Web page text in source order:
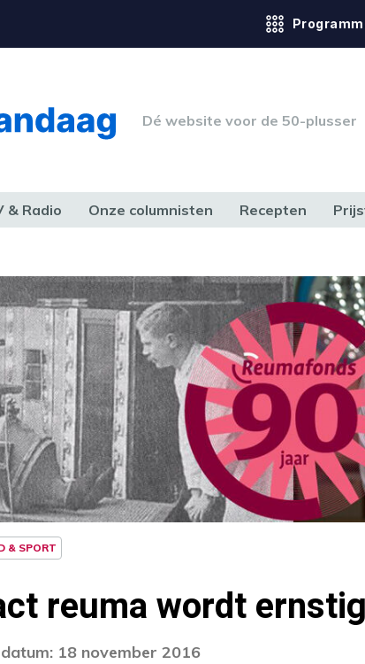
Dé website voor de 50-plusser
& Radio Onze columnisten Recepten
& SPORT
reuma wordt
18 november 2016